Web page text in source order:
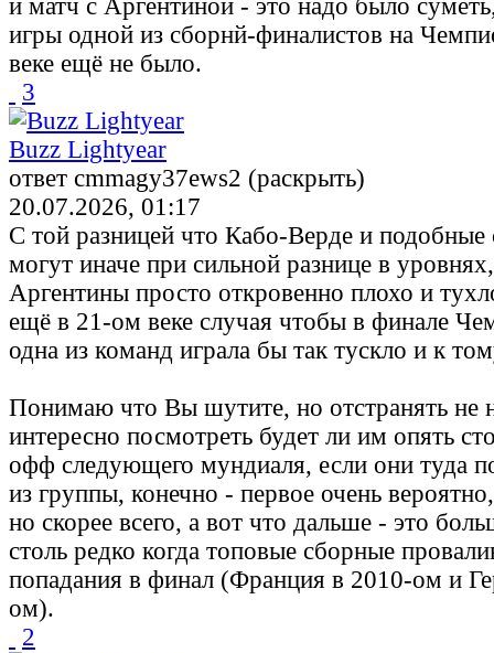
и матч с Аргентиной - это надо было
игры одной из сборнй-финалистов на
веке ещё не было.
3
Buzz Lightyear
ответ cmmagy37ews2 (раскрыть)
20.07.2026, 01:17
С той разницей что Кабо-Верде и
могут иначе при сильной разнице в
Аргентины просто откровенно плохо и
ещё в 21-ом веке случая чтобы в финале
одна из команд играла бы так тускло и к
Понимаю что Вы шутите, но отстранять не
интересно посмотреть будет ли им опять
офф следующего мундиаля, если они туда
из группы, конечно - первое очень
но скорее всего, а вот что дальше - это
столь редко когда топовые сборные
попадания в финал (Франция в 2010-ом и
ом).
2